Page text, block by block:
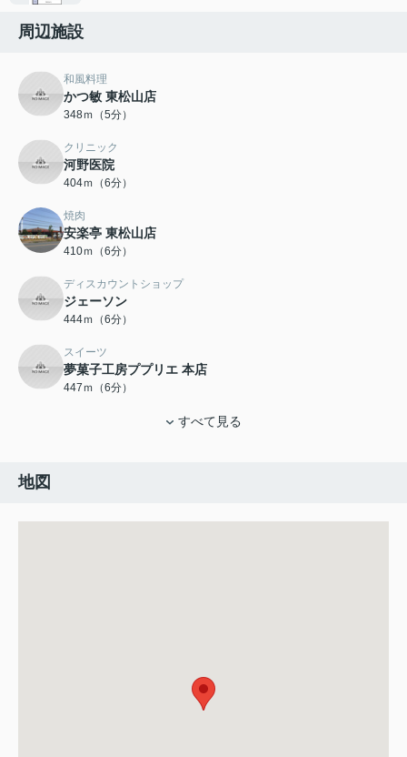
周辺施設
和風料理
かつ敏 東松山店
348ｍ（5分）
クリニック
河野医院
404ｍ（6分）
焼肉
安楽亭 東松山店
410ｍ（6分）
ディスカウントショップ
ジェーソン
444ｍ（6分）
スイーツ
夢菓子工房ププリエ 本店
447ｍ（6分）
すべて見る
地図